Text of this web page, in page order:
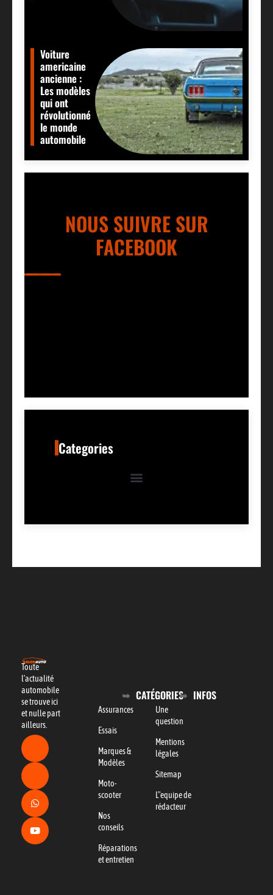
Voiture
americaine
ancienne :
Les modèles
qui ont
révolutionné
le monde
automobile
NOUS SUIVRE SUR
FACEBOOK
Categories
Toute
l’actualité
automobile
se trouve ici
et nulle part
ailleurs.
CATÉGORIES
Assurances
Essais
Marques &
Modèles
Moto-
scooter
Nos
conseils
Réparations
et entretien
INFOS
Une
question
Mentions
légales
Sitemap
L"equipe de
rédacteur